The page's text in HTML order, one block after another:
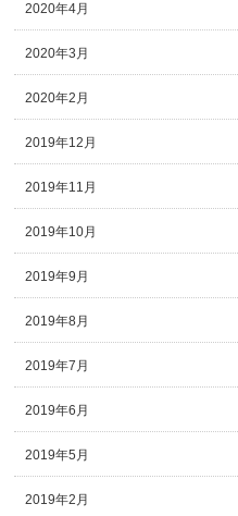
2020年4月
2020年3月
2020年2月
2019年12月
2019年11月
2019年10月
2019年9月
2019年8月
2019年7月
2019年6月
2019年5月
2019年2月